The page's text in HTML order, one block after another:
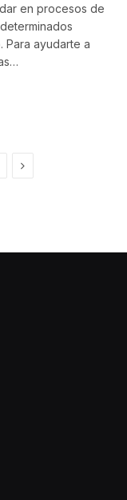
en procesos de
Para ayudarte a
Next